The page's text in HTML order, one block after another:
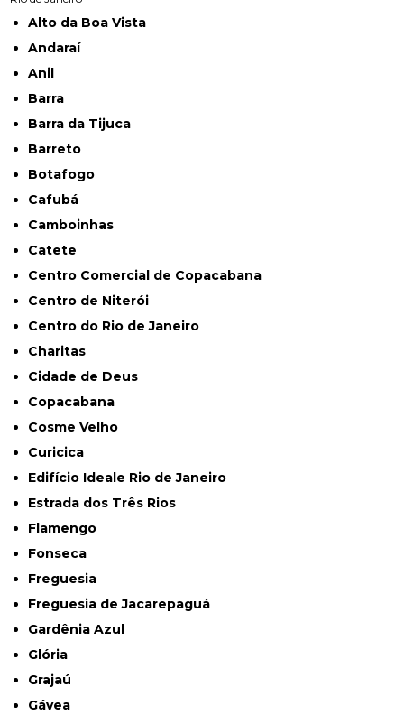
Alto da Boa Vista
Andaraí
Anil
Barra
Barra da Tijuca
Barreto
Botafogo
Cafubá
Camboinhas
Catete
Centro Comercial de Copacabana
Centro de Niterói
Centro do Rio de Janeiro
Charitas
Cidade de Deus
Copacabana
Cosme Velho
Curicica
Edifício Ideale Rio de Janeiro
Estrada dos Três Rios
Flamengo
Fonseca
Freguesia
Freguesia de Jacarepaguá
Gardênia Azul
Glória
Grajaú
Gávea